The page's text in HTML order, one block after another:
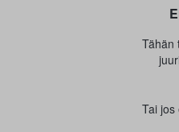
Tähän
Tai jos